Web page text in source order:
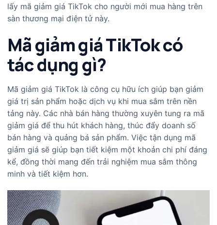
lấy mã giảm giá TikTok cho người mới mua hàng trên
sàn thương mại điện tử này.
Mã giảm giá TikTok có
tác dụng gì?
Mã giảm giá TikTok là công cụ hữu ích giúp bạn giảm
giá trị sản phẩm hoặc dịch vụ khi mua sắm trên nền
tảng này. Các nhà bán hàng thường xuyên tung ra mã
giảm giá để thu hút khách hàng, thúc đẩy doanh số
bán hàng và quảng bá sản phẩm. Việc tận dụng mã
giảm giá sẽ giúp bạn tiết kiệm một khoản chi phí đáng
kể, đồng thời mang đến trải nghiệm mua sắm thông
minh và tiết kiệm hơn.